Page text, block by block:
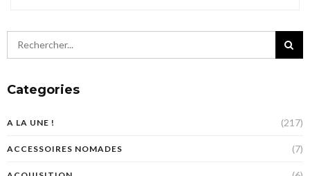
Categories
A LA UNE ! (217)
ACCESSOIRES NOMADES (7)